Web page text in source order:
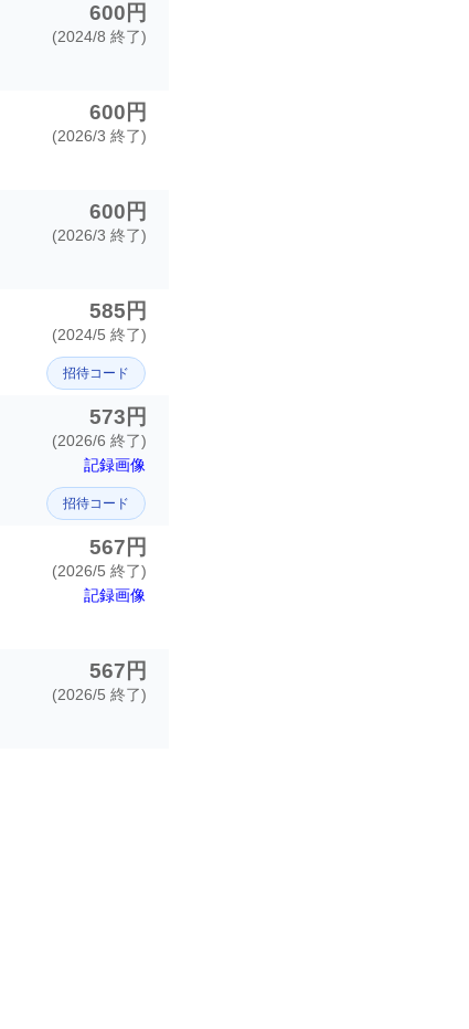
600円
(2024/8 終了)
600円
(2026/3 終了)
600円
(2026/3 終了)
585円
(2024/5 終了)
招待コード
573円
(2026/6 終了)
記録画像
招待コード
567円
(2026/5 終了)
記録画像
567円
(2026/5 終了)